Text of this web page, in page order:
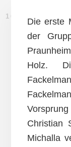
16. MÄRZ 2015
Die erste
der
Holz.
Christian
Michalla